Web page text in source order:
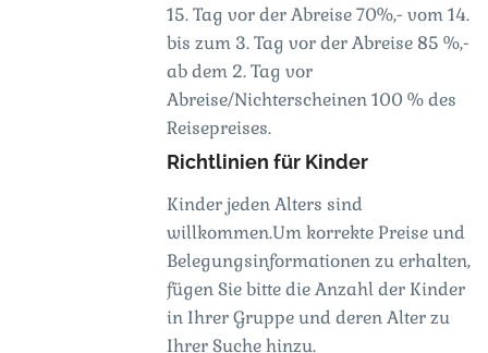
15. Tag vor der Abreise 70%,- vom 14.
bis zum 3. Tag vor der Abreise 85 %,-
ab dem 2. Tag vor
Abreise/Nichterscheinen 100 % des
Reisepreises.
Richtlinien für Kinder
Kinder jeden Alters sind
willkommen.Um korrekte Preise und
Belegungsinformationen zu erhalten,
fügen Sie bitte die Anzahl der Kinder
in Ihrer Gruppe und deren Alter zu
Ihrer Suche hinzu.